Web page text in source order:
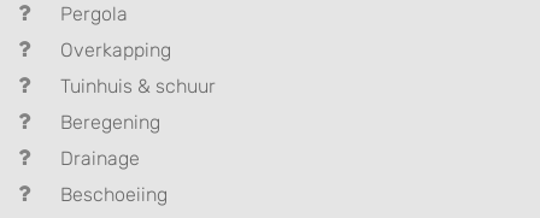
Pergola
Overkapping
Tuinhuis & schuur
Beregening
Drainage
Beschoeiing